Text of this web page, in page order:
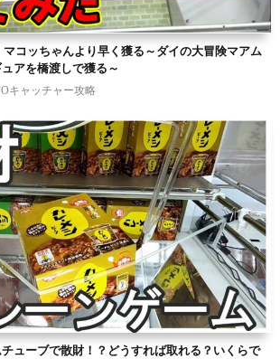
マコッちゃんより早く獲る～ダイの大冒険マアム
アを橋渡しで獲る～
キャッチャー攻略
ューブで散財！？どうすれば取れる？いくらで